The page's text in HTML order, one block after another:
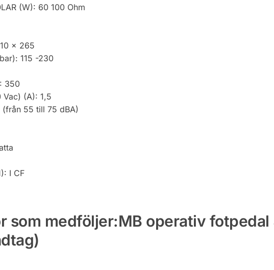
(W): 60 100 Ohm
x 265
115 -230
350
(A): 1,5
55 till 75 dBA)
I CF
som medföljer:MB operativ fotpedal